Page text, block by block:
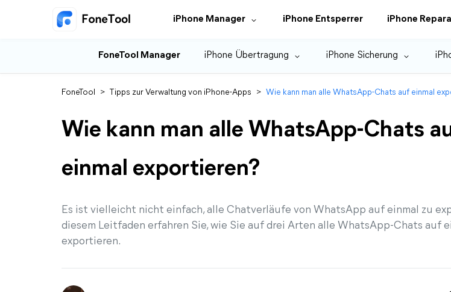
iPhone Manager iPhone Entsperrer iPhone
FoneTool Manager iPhone Übertragung iPhone Sicherung
FoneTool > Tipps zur Verwaltung von iPhone-Apps > Wie kann man alle WhatsApp-Chats auf einmal
Wie kann man alle WhatsApp-Chats
einmal exportieren?
Es ist vielleicht nicht einfach, alle Chatverläufe von WhatsApp auf einmal zu
diesem Leitfaden erfahren Sie, wie Sie auf drei Arten alle WhatsApp-Chats auf
exportieren.